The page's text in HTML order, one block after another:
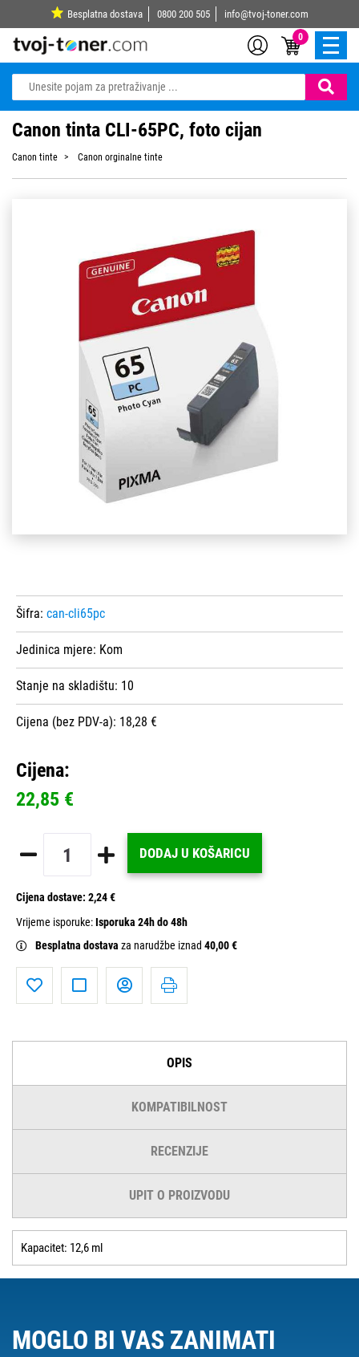
Besplatna dostava 0800 200 505 info@tvoj-toner.com
0
Canon tinta CLI-65PC, foto cijan
Canon tinte Canon orginalne tinte
Šifra: can-cli65pc
Jedinica mjere: Kom
Stanje na skladištu: 10
Cijena (bez PDV-a): 18,28 €
Cijena:
22,85 €
DODAJ U KOŠARICU
Cijena dostave: 2,24 €
Vrijeme isporuke:Isporuka 24h do 48h
Besplatna dostava za narudžbe iznad 40,00 €
OPIS
KOMPATIBILNOST
RECENZIJE
UPIT O PROIZVODU
Kapacitet: 12,6 ml
MOGLO BI VAS ZANIMATI